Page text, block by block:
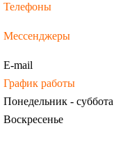
Телефоны
Мессенджеры
E-mail
График работы
Понедельник - суббота
Воскресенье